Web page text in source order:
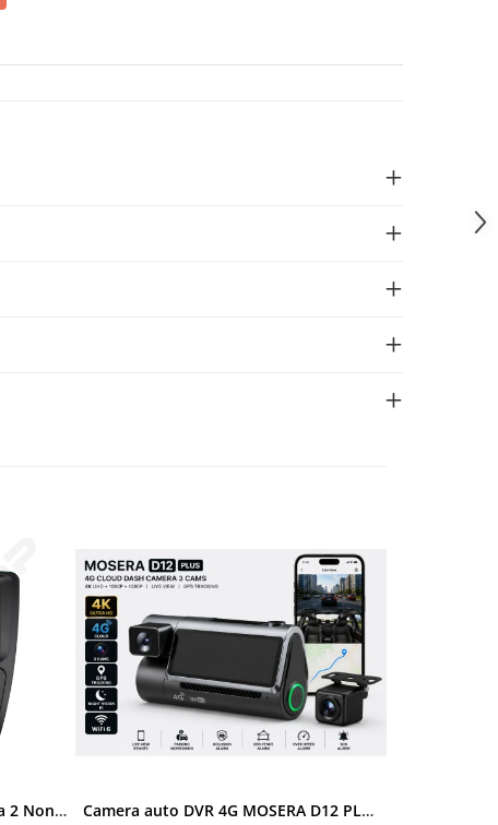
Ramă adaptoare Skoda Octavia 2 Non-Facelift (Auto A/C) 2004-2009 - fațetă 213×133 (RNS 510 / RCD 330), montaj dedicat Camera auto DVR 4G MOSERA D12 PLUS, 3 camere, 4K UHD + Full HD + Full HD, Sony IMX415, GPS Tracking, WiFi 6, Night Vision IR, Cloud Live View, monitorizare parcare, aplicatie mobil + PC